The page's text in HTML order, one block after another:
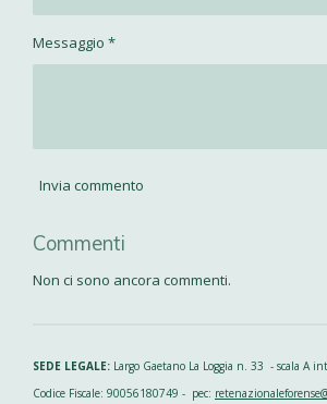
Messaggio *
Invia commento
Commenti
Non ci sono ancora commenti.
SEDE LEGALE: Largo Gaetano La Loggia n. 33 - scala A
Codice Fiscale: 90056180749 - pec: